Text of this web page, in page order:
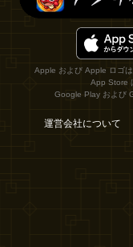
Apple および Apple ロゴ
App Store
Google Play および
運営会社について